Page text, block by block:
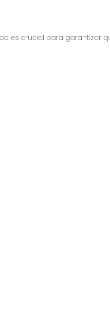
es crucial para garantizar